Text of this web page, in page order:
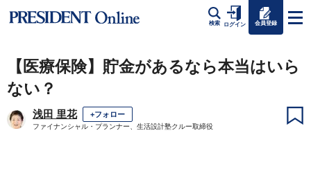
検索 ログイン 会員登録
【医療保険】貯金があるなら本当はいら
ない？
浅田 里花 +フォロー
ファイナンシャル・プランナー、生活設計塾クルー取締役